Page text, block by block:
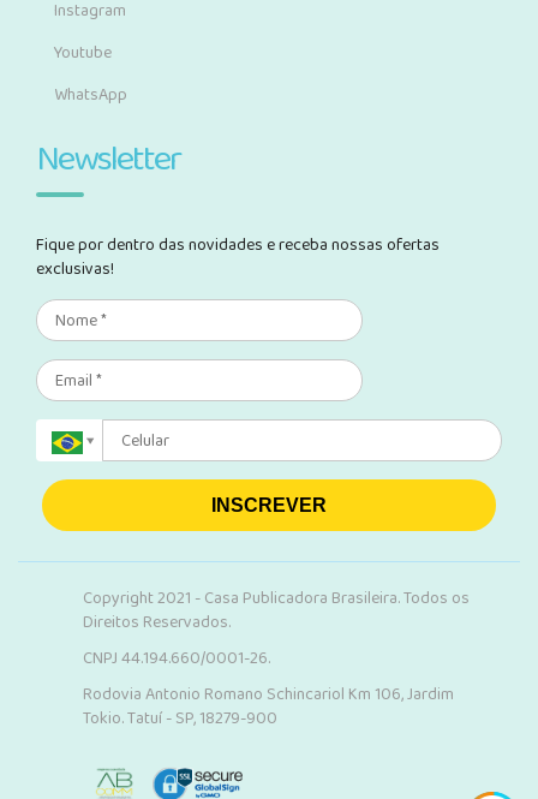
Instagram
Youtube
WhatsApp
Newsletter
Fique por dentro das novidades e receba nossas ofertas
exclusivas!
INSCREVER
Copyright 2021 - Casa Publicadora Brasileira. Todos os
Direitos Reservados.
CNPJ 44.194.660/0001-26.
Rodovia Antonio Romano Schincariol Km 106, Jardim
Tokio. Tatuí - SP, 18279-900